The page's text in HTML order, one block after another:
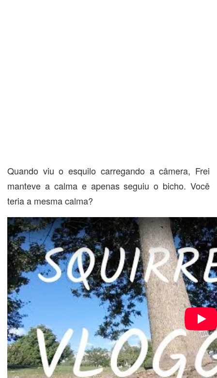
Quando viu o esquilo carregando a câmera, Frei
manteve a calma e apenas seguiu o bicho. Você
teria a mesma calma?